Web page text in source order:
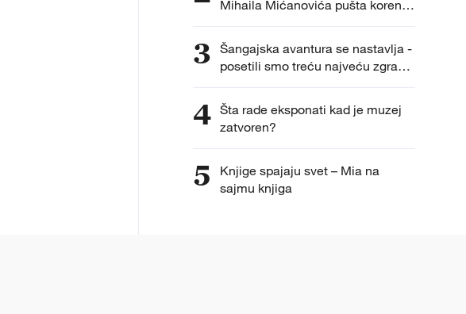
Mihaila Mićanovića pušta korenje
u Kini
3 Šangajska avantura se nastavlja -
posetili smo treću najveću zgradu
na Svetu
4 Šta rade eksponati kad je muzej
zatvoren?
5
Knjige spajaju svet – Mia na
sajmu knjiga